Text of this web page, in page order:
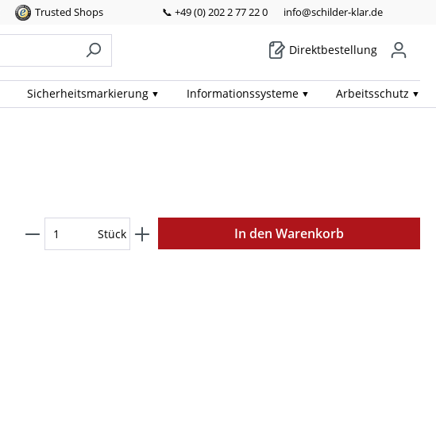
Trusted Shops 📞 +49 (0) 202 2 77 22 0 info@schilder-klar.de
Direktbestellung
Sicherheits­markierung Informations­systeme Arbeits­schutz
Stück In den Warenkorb